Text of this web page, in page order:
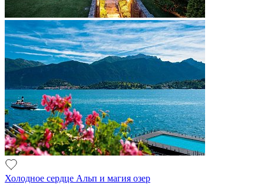
Холодное сердце Альп и магия озер